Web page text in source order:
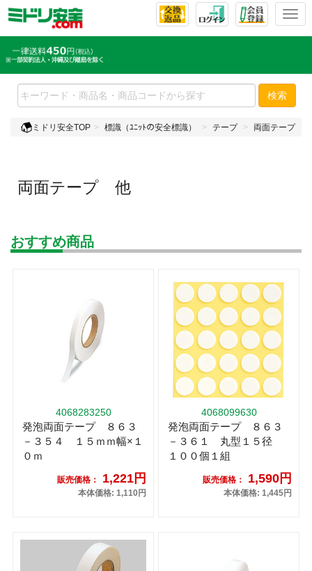
T
l
e
n
v
検索
ミドリ安全TOP 標識（ﾕﾆｯﾄの安全標識） テープ 両面テープ 他
両面テープ 他
おすすめ商品
4068283250
発泡両面テープ ８６３
－３５４ １５ｍｍ幅×１
０ｍ
販売価格： 1,221円
本体価格: 1,110円
4068099630
発泡両面テープ ８６３
－３６１ 丸型１５径
１００個１組
販売価格： 1,590円
本体価格: 1,445円